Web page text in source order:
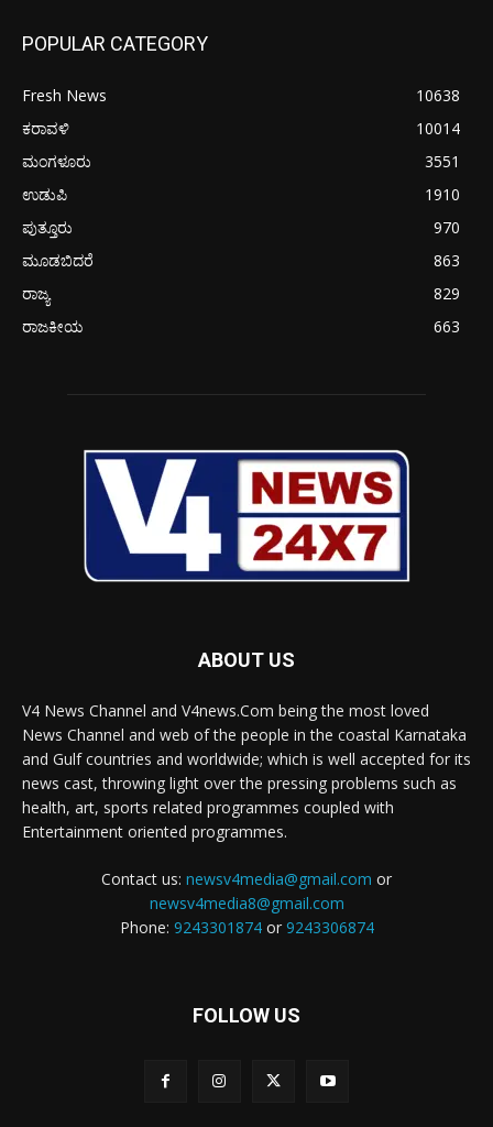
POPULAR CATEGORY
Fresh News
10638
ಕರಾವಳಿ
10014
ಮಂಗಳೂರು
3551
ಉಡುಪಿ
1910
ಪುತ್ತೂರು
970
ಮೂಡಬಿದರೆ
863
ರಾಜ್ಯ
829
ರಾಜಕೀಯ
663
ABOUT US
V4 News Channel and V4news.Com being the most loved
News Channel and web of the people in the coastal Karnataka
and Gulf countries and worldwide; which is well accepted for its
news cast, throwing light over the pressing problems such as
health, art, sports related programmes coupled with
Entertainment oriented programmes.
Contact us: newsv4media@gmail.com or
newsv4media8@gmail.com
Phone: 9243301874or 9243306874
FOLLOW US